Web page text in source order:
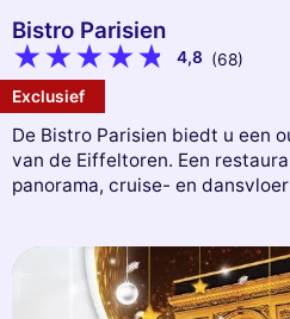
Bistro Parisien
4,8 (68)
Exclusief
De Bistro Parisien biedt u een
van de Eiffeltoren. Een
panorama, cruise- en